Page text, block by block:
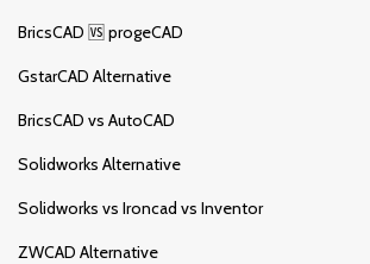
BricsCAD 🆚 progeCAD
GstarCAD Alternative
BricsCAD vs AutoCAD
Solidworks Alternative
Solidworks vs Ironcad vs Inventor
ZWCAD Alternative